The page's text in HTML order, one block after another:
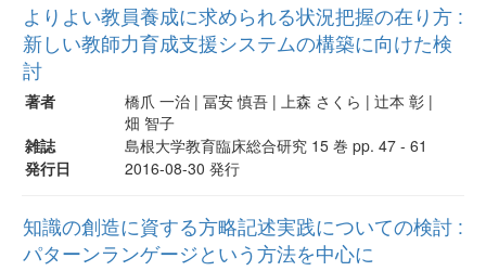
よりよい教員養成に求められる状況把握の在り方 :
新しい教師力育成支援システムの構築に向けた検
討
著者
橋爪 一治 | 冨安 慎吾 | 上森 さくら | 辻本 彰 |
畑 智子
雑誌
島根大学教育臨床総合研究 15 巻 pp. 47 - 61
発行日
2016-08-30 発行
知識の創造に資する方略記述実践についての検討 :
パターンランゲージという方法を中心に